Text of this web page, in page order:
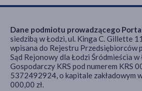
Dane podmiotu prowadzącego
siedzibą w Łodzi, ul. Kinga C. Gillette
wpisana do Rejestru Przedsiębiorców
Sąd Rejonowy dla Łodzi Śródmieścia w
Gospodarczy KRS pod numerem KRS
5372492924, o kapitale zakładowym
000,00 zł.